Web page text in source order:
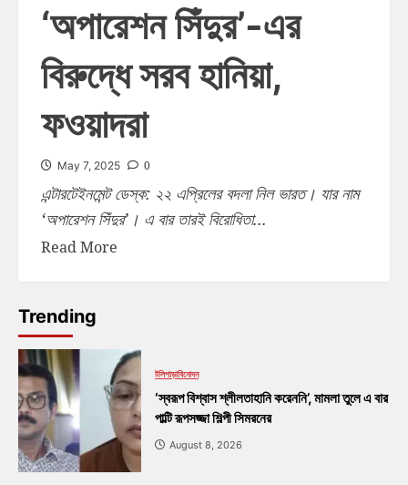
‘অপারেশন সিঁদুর’-এর
বিরুদ্ধে সরব হানিয়া,
ফওয়াদরা
May 7, 2025 0
এন্টারটেইনমেন্ট ডেস্ক: ২২ এপ্রিলের বদলা নিল ভারত। যার নাম
‘অপারেশন সিঁদুর’। এ বার তারই বিরোধিতা...
Read More
Trending
টলিপাড়াবিনোদন
‘স্বরূপ বিশ্বাস শ্লীলতাহানি করেননি’, মামলা তুলে এ বার
পাল্টি রূপসজ্জা শিল্পী সিমরনের
August 8, 2026